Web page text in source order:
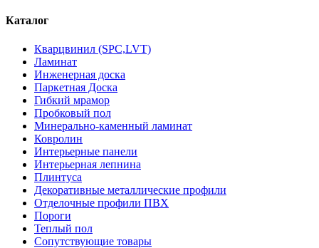
Каталог
Кварцвинил (SPC,LVT)
Ламинат
Инженерная доска
Паркетная Доска
Гибкий мрамор
Пробковый пол
Минерально-каменный ламинат
Ковролин
Интерьерные панели
Интерьерная лепнина
Плинтуса
Декоративные металлические профили
Отделочные профили ПВХ
Пороги
Теплый пол
Сопутствующие товары